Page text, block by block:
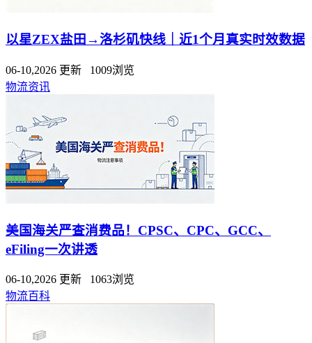
以星ZEX盐田→洛杉矶快线｜近1个月真实时效数据
06-10,2026 更新 1009浏览
物流资讯
美国海关严查消费品！CPSC、CPC、GCC、
eFiling一次讲透
06-10,2026 更新 1063浏览
物流百科